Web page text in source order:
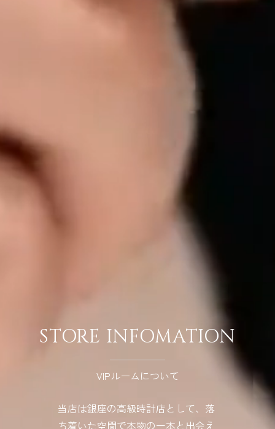
STORE INFOMATION
VIPルームについて
当店は銀座の高級時計店として、落
ち着いた空間で本物の一本と出会え